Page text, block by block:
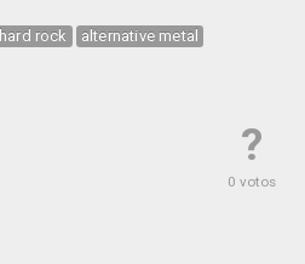
hard rock
alternative metal
?
0 votos